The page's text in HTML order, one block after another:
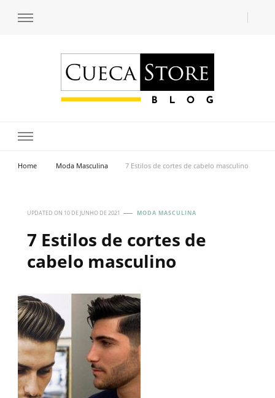
Home Moda Masculina 7 Estilos de cortes de cabelo masculino
UPDATED ON 10 DE JUNHO DE 2021 MODA MASCULINA
7 Estilos de cortes de
cabelo masculino